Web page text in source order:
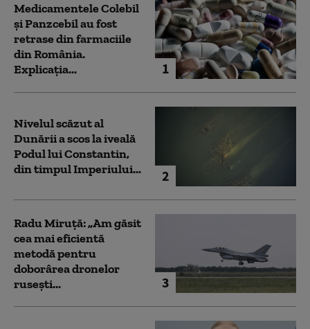
1
Medicamentele Colebil
și Panzcebil au fost
retrase din farmaciile
din România.
Explicația...
2
Nivelul scăzut al
Dunării a scos la iveală
Podul lui Constantin,
din timpul Imperiului...
3
Radu Miruță: „Am găsit
cea mai eficientă
metodă pentru
doborârea dronelor
rusești...